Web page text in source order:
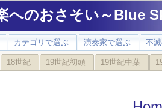
へのおさそい～Blue
カテゴリで選ぶ 演奏家で選ぶ 不
18世紀 19世紀初頭 19世紀中葉